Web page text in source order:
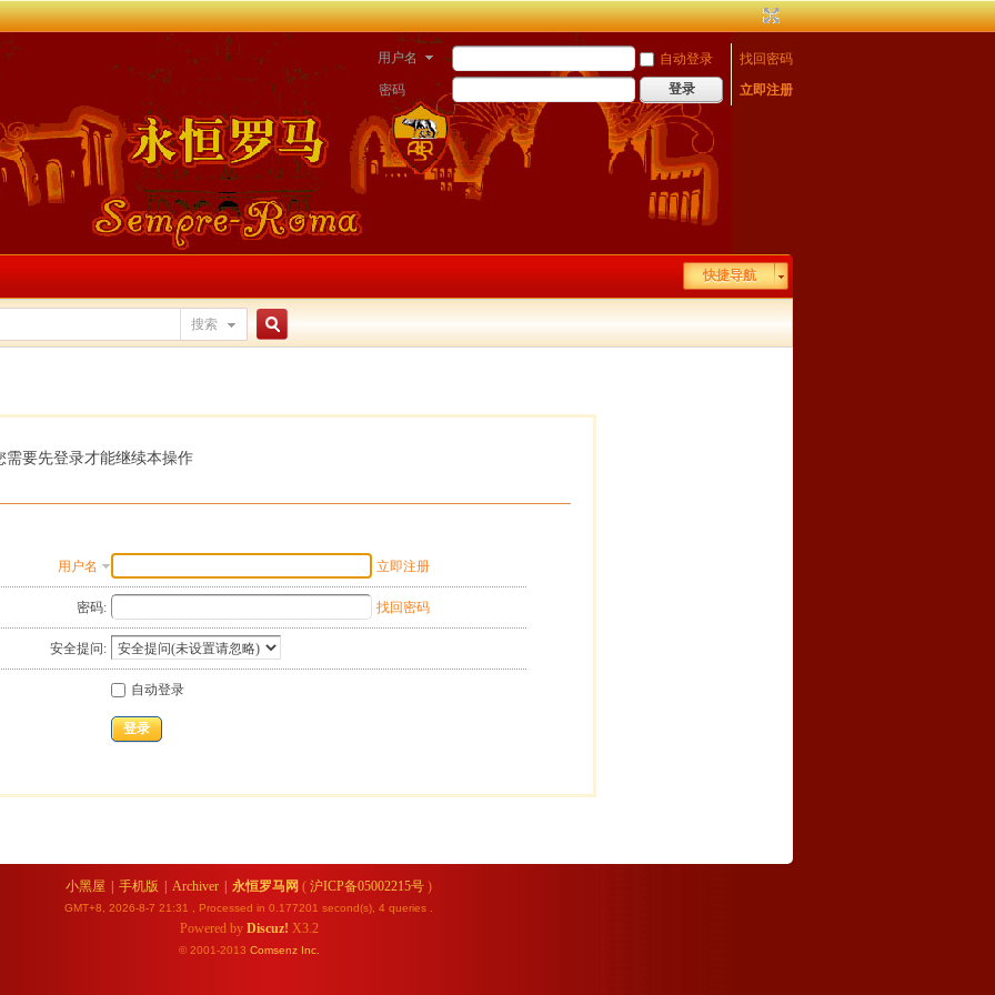
用户名 自动登录
找回密码
密码
登录 立即注册
快捷导航
搜索
需要先登录才能继续本操作
用户名 立即注册
密码: 找回密码
安全提问:
自动登录
登录
小黑屋 手机版 Archiver 永恒罗马网 ( 沪ICP备05002215号 )
GMT+8, 2026-8-7 21:31 , Processed in 0.177201 second(s), 4 queries .
Powered by Discuz! X3.2
© 2001-2013 Comsenz Inc.